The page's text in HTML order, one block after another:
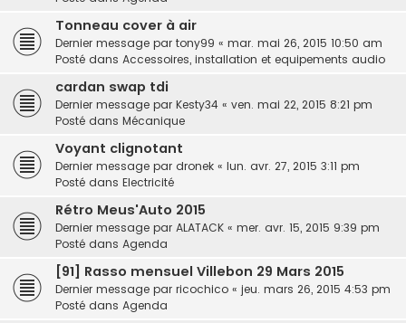
Tonneau cover à air
Dernier message par tony99 « mar. mai 26, 2015 10:50 am
Posté dans Accessoires, installation et equipements audio
cardan swap tdi
Dernier message par Kesty34 « ven. mai 22, 2015 8:21 pm
Posté dans Mécanique
Voyant clignotant
Dernier message par dronek « lun. avr. 27, 2015 3:11 pm
Posté dans Electricité
Rétro Meus'Auto 2015
Dernier message par ALATACK « mer. avr. 15, 2015 9:39 pm
Posté dans Agenda
[91] Rasso mensuel Villebon 29 Mars 2015
Dernier message par ricochico « jeu. mars 26, 2015 4:53 pm
Posté dans Agenda